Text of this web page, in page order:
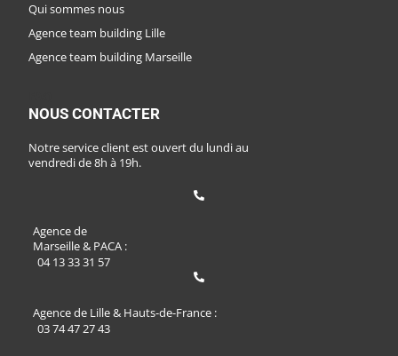
Qui sommes nous
Agence team building Lille
Agence team building Marseille
NOUS CONTACTER
Notre service client est ouvert du lundi au
vendredi de 8h à 19h.
Agence de
Marseille & PACA :
04 13 33 31 57
Agence de Lille & Hauts-de-France :
03 74 47 27 43